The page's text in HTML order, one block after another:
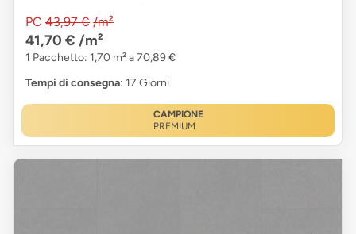
PC 43,97 € /m²
41,70 € /m²
1 Pacchetto: 1,70 m² a 70,89 €
Tempi di consegna: 17 Giorni
CAMPIONE
PREMIUM